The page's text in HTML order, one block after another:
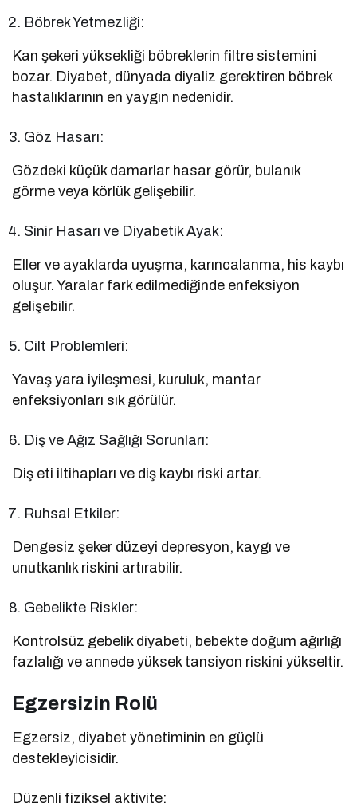
Böbrek Yetmezliği:
Kan şekeri yüksekliği böbreklerin filtre sistemini
bozar. Diyabet, dünyada diyaliz gerektiren böbrek
hastalıklarının en yaygın nedenidir.
Göz Hasarı:
Gözdeki küçük damarlar hasar görür, bulanık
görme veya körlük gelişebilir.
Sinir Hasarı ve Diyabetik Ayak:
Eller ve ayaklarda uyuşma, karıncalanma, his kaybı
oluşur. Yaralar fark edilmediğinde enfeksiyon
gelişebilir.
Cilt Problemleri:
Yavaş yara iyileşmesi, kuruluk, mantar
enfeksiyonları sık görülür.
Diş ve Ağız Sağlığı Sorunları:
Diş eti iltihapları ve diş kaybı riski artar.
Ruhsal Etkiler:
Dengesiz şeker düzeyi depresyon, kaygı ve
unutkanlık riskini artırabilir.
Gebelikte Riskler:
Kontrolsüz gebelik diyabeti, bebekte doğum ağırlığı
fazlalığı ve annede yüksek tansiyon riskini yükseltir.
Egzersizin Rolü
Egzersiz, diyabet yönetiminin en güçlü
destekleyicisidir.
Düzenli fiziksel aktivite: